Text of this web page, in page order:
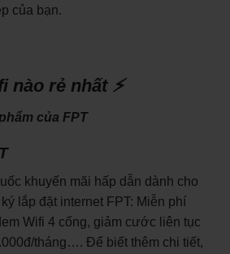
của bạn.
nào rẻ nhất ⚡
của FPT
khuyến mãi hấp dẫn dành cho
lắp đặt internet FPT: Miễn phí
Wifi 4 cổng, giảm cước liên tục
tháng…. Để biết thêm chi tiết,